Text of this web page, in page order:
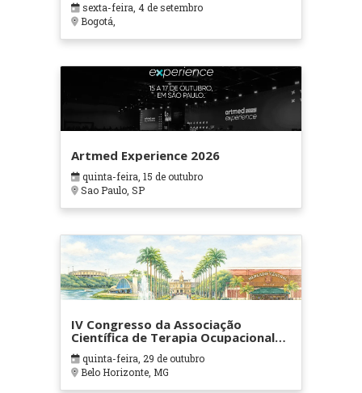
sexta-feira, 4 de setembro
Bogotá,
Artmed Experience 2026
quinta-feira, 15 de outubro
Sao Paulo, SP
IV Congresso da Associação
Científica de Terapia Ocupacional
em Contextos Hospitalares e
Cuidados Paliativos - ATOHOSP
quinta-feira, 29 de outubro
Belo Horizonte, MG